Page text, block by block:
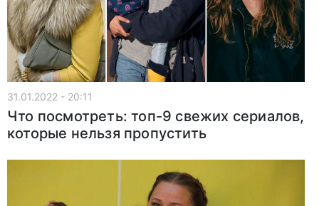
31.01.2022 - 20:11
Что посмотреть: топ-9 свежих сериалов,
которые нельзя пропустить